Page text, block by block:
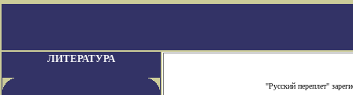
ЛИТЕРАТУРА
"Русский переплет"